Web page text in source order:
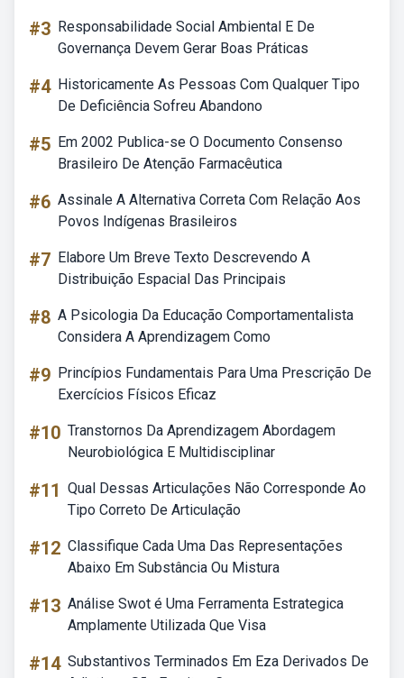
#3 Responsabilidade Social Ambiental E De
Governança Devem Gerar Boas Práticas
#4 Historicamente As Pessoas Com Qualquer Tipo
De Deficiência Sofreu Abandono
#5 Em 2002 Publica-se O Documento Consenso
Brasileiro De Atenção Farmacêutica
#6 Assinale A Alternativa Correta Com Relação Aos
Povos Indígenas Brasileiros
#7 Elabore Um Breve Texto Descrevendo A
Distribuição Espacial Das Principais
#8 A Psicologia Da Educação Comportamentalista
Considera A Aprendizagem Como
#9 Princípios Fundamentais Para Uma Prescrição De
Exercícios Físicos Eficaz
#10 Transtornos Da Aprendizagem Abordagem
Neurobiológica E Multidisciplinar
#11 Qual Dessas Articulações Não Corresponde Ao
Tipo Correto De Articulação
#12 Classifique Cada Uma Das Representações
Abaixo Em Substância Ou Mistura
#13 Análise Swot é Uma Ferramenta Estrategica
Amplamente Utilizada Que Visa
#14 Substantivos Terminados Em Eza Derivados De